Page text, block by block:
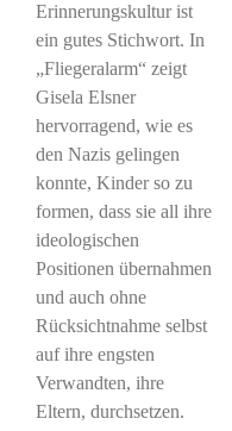
Erinnerungskultur ist
ein gutes Stichwort. In
„Fliegeralarm“ zeigt
Gisela Elsner
hervorragend, wie es
den Nazis gelingen
konnte, Kinder so zu
formen, dass sie all ihre
ideologischen
Positionen übernahmen
und auch ohne
Rücksichtnahme selbst
auf ihre engsten
Verwandten, ihre
Eltern, durchsetzen.